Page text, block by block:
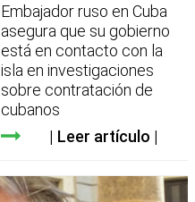
Embajador ruso en Cuba
asegura que su gobierno
está en contacto con la
isla en investigaciones
sobre contratación de
cubanos
Leer artículo